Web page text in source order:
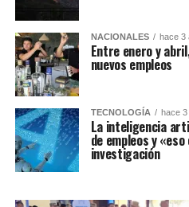
NACIONALES hace 3
Entre enero y
nuevos empleos
TECNOLOGÍA hace
La inteligencia
de empleos y
investigación